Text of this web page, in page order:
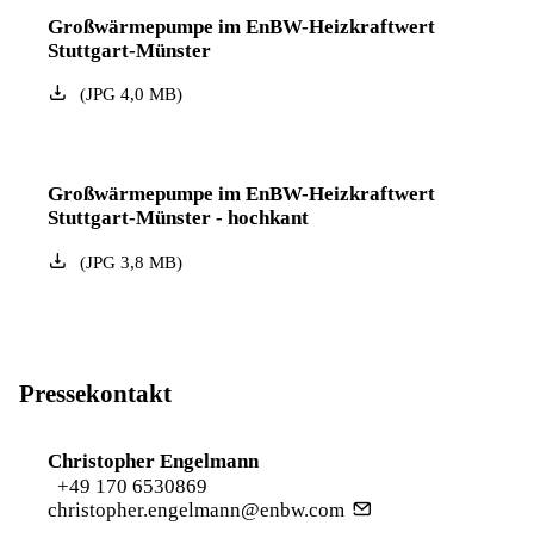
Großwärmepumpe im EnBW-Heizkraftwert
Stuttgart-Münster
(JPG4,0 MB)
Großwärmepumpe im EnBW-Heizkraftwert
Stuttgart-Münster - hochkant
(JPG3,8 MB)
Pressekontakt
Christopher Engelmann
+49 170 6530869
christopher.engelmann@enbw.com